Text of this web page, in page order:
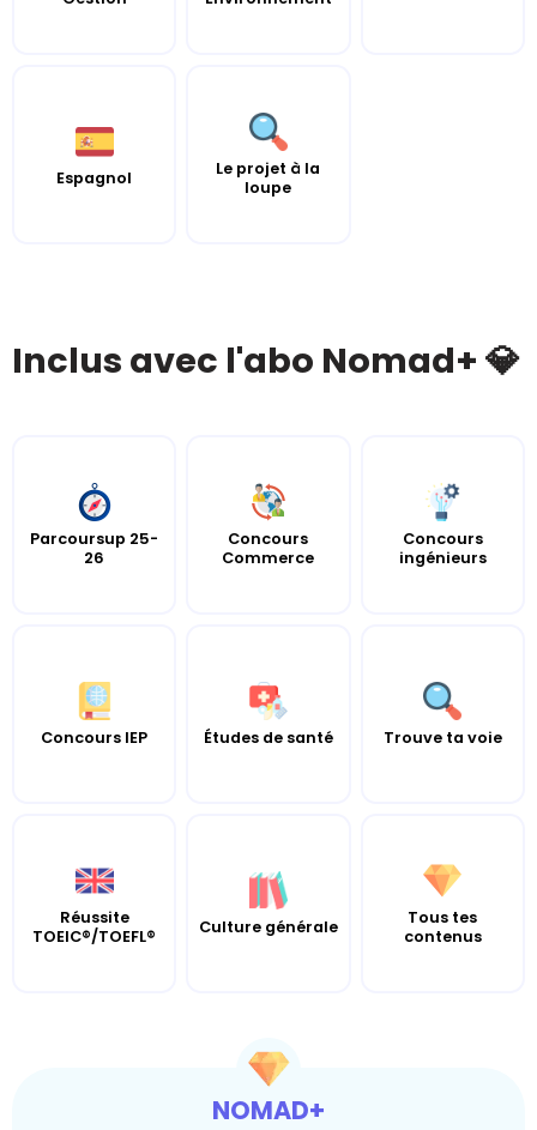
Espagnol
Le projet à la
loupe
Inclus avec l'abo Nomad+ 💎
Parcoursup 25-
26
Concours
Commerce
Concours
ingénieurs
Concours IEP Études de santé Trouve ta voie
Réussite
TOEIC®/TOEFL®
Culture générale
Tous tes
contenus
NOMAD+